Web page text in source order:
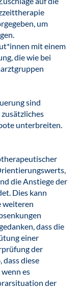
um
mit einem
die wie bei
sind
unterbreiten.
die Anstiege der
Dies kann
weiteren
dass die
einer
der
dass diese
es
der